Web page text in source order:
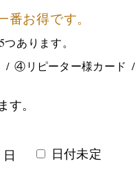
番お得です。
あります。
④リピーター様カード
。
日 日付未定